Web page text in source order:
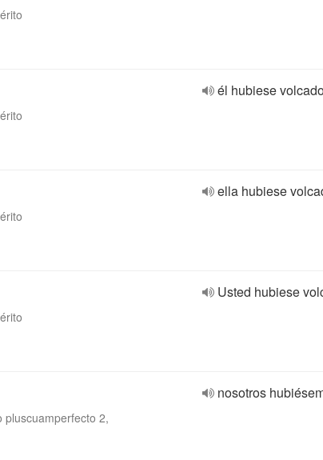
él hubiese
ella hubiese
Usted hubiese
pluscuamperfecto 2,
nosotros